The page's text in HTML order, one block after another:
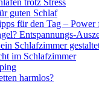
trotz Stress
guten Schlaf
für den Tag – Power
Entspannungs-
Schlafzimmer
im Schlafzimmer
harmlos?